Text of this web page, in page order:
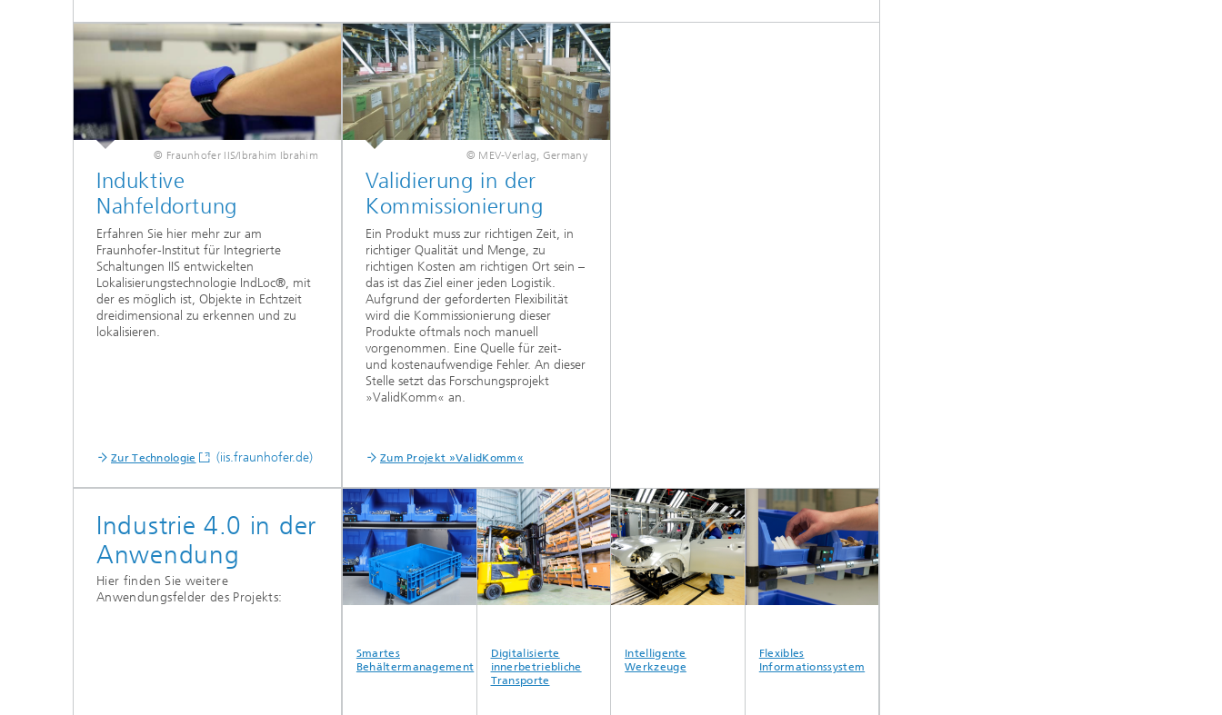
© Fraunhofer IIS/Ibrahim Ibrahim
Induktive
Nahfeldortung
Erfahren Sie hier mehr zur am
Fraunhofer-Institut für Integrierte
Schaltungen IIS entwickelten
Lokalisierungstechnologie IndLoc®, mit
der es möglich ist, Objekte in Echtzeit
dreidimensional zu erkennen und zu
lokalisieren.
Zur Technologie (iis.fraunhofer.de)
© MEV-Verlag, Germany
Validierung in der
Kommissionierung
Ein Produkt muss zur richtigen Zeit, in
richtiger Qualität und Menge, zu
richtigen Kosten am richtigen Ort sein –
das ist das Ziel einer jeden Logistik.
Aufgrund der geforderten Flexibilität
wird die Kommissionierung dieser
Produkte oftmals noch manuell
vorgenommen. Eine Quelle für zeit-
und kostenaufwendige Fehler. An dieser
Stelle setzt das Forschungsprojekt
»ValidKomm« an.
Zum Projekt »ValidKomm«
Industrie 4.0 in der
Anwendung
Hier finden Sie weitere
Anwendungsfelder des Projekts:
Smartes
Behältermanagement
Digitalisierte
innerbetriebliche
Transporte
Intelligente
Werkzeuge
Flexibles
Informationssystem